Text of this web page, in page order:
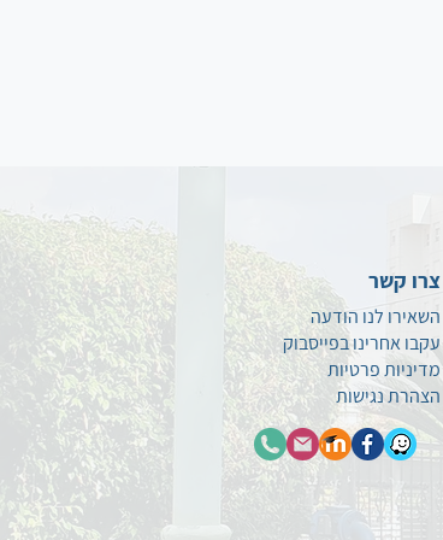
צרו קשר
השאירו לנו הודעה
עקבו אחרינו בפייסבוק
מדיניות פרטיות
הצהרת נגישות